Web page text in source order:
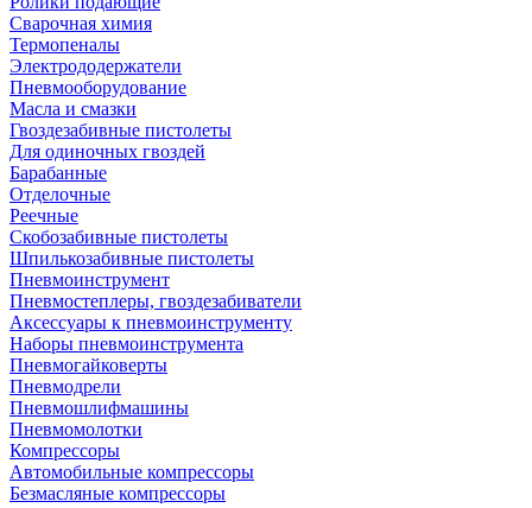
Сварочная химия
Термопеналы
Электрододержатели
Пневмооборудование
Масла и смазки
Гвоздезабивные пистолеты
Для одиночных гвоздей
Барабанные
Отделочные
Реечные
Скобозабивные пистолеты
Шпилькозабивные пистолеты
Пневмоинструмент
Пневмостеплеры, гвоздезабиватели
Аксессуары к пневмоинструменту
Наборы пневмоинструмента
Пневмогайковерты
Пневмодрели
Пневмошлифмашины
Пневмомолотки
Компрессоры
Автомобильные компрессоры
Безмасляные компрессоры